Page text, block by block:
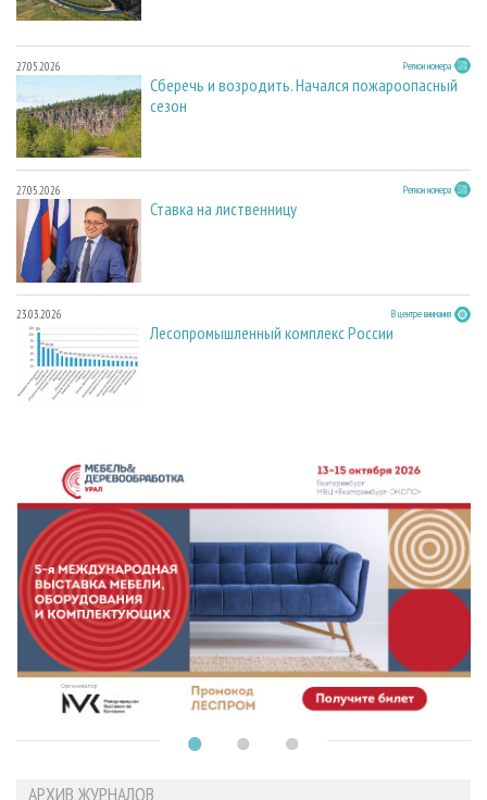
27.05.2026 Регион номера
Сберечь и возродить. Начался пожароопасный
сезон
27.05.2026 Регион номера
Ставка на лиственницу
23.03.2026 В центре внимания
Лесопромышленный комплекс России
АРХИВ ЖУРНАЛОВ